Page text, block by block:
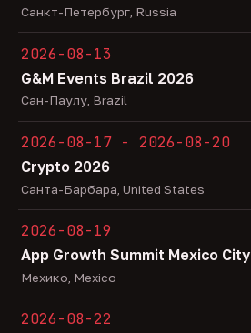
Санкт-Петербург, Russia
2026-08-13
G&M Events Brazil 2026
Сан-Паулу, Brazil
2026-08-17 - 2026-08-20
Crypto 2026
Санта-Барбара, United States
2026-08-19
App Growth Summit Mexico City
Мехико, Mexico
2026-08-22